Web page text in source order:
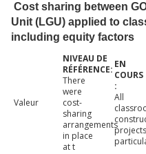
Cost sharing between
Unit (LGU) applied to
including equity factors
Valeur
There
were
cost-
sharing
arrangements
in place
at t
All